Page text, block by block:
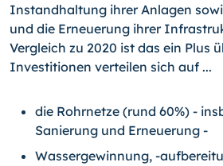
Instandhaltung ihrer Anlagen
und die Erneuerung ihrer
Vergleich zu 2020 ist das ein Plus
Investitionen verteilen sich auf ...
die Rohrnetze (rund 60%) -
Sanierung und Erneuerung -
Wassergewinnung, -